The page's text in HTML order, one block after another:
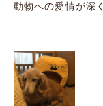
動物への愛情が深